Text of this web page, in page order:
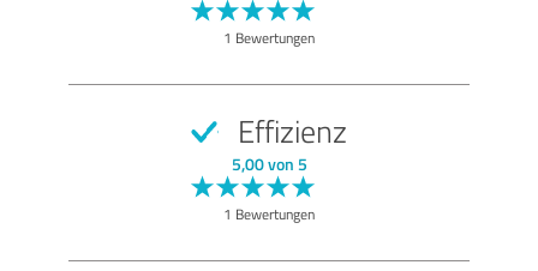
1 Bewertungen
Effizienz
5,00 von 5
1 Bewertungen